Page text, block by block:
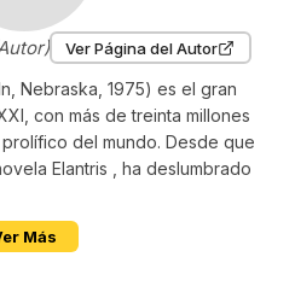
Ver Página del Autor
Nebraska, 1975) es el gran
con más de treinta millones
del mundo. Desde que
Elantris , ha deslumbrado
Más